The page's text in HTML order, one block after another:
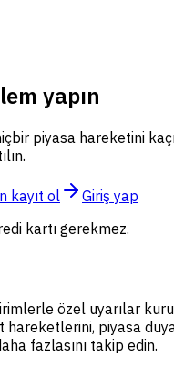
yapın
piyasa hareketini
kayıt ol
Giriş yap
kartı gerekmez.
özel uyarılar
piyasa
fazlasını takip edin.